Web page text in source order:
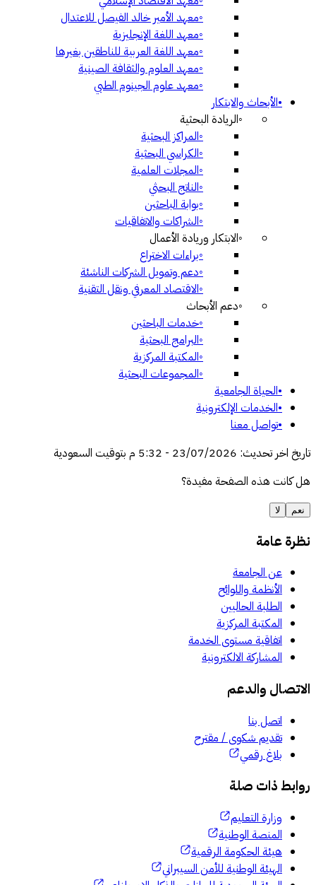
◦معهد الأمير خالد الفيصل للاعتدال
◦معهد اللغة الإنجليزية
◦معهد اللغة العربية للناطقين بغيرها
◦معهد العلوم والثقافة الصينية
◦معهد علوم الجينوم الطبي
•الأبحاث والابتكار
◦الريادة البحثية
◦المراكز البحثية
◦الكراسي البحثية
◦المجلات العلمية
◦الناتج البحثي
◦بوابة الباحثين
◦الشراكات والاتفاقيات
◦الابتكار وريادة الأعمال
◦براءات الاختراع
◦دعم وتمويل الشركات الناشئة
◦الاقتصاد المعرفي ونقل التقنية
◦دعم الأبحاث
◦خدمات الباحثين
◦البرامج البحثية
◦المكتبة المركزية
◦المجموعات البحثية
•الحياة الجامعية
•الخدمات الإلكترونية
•تواصل معنا
تاريخ اخر تحديث:
23/07/2026
- 5:32 م
بتوقيت السعودية
هل كانت هذه الصفحة مفيدة؟
نعم لا
نظرة عامة
عن الجامعة
الأنظمة واللوائح
الطلبة الحاليين
المكتبة المركزية
اتفاقية مستوى الخدمة
المشاركة الالكترونية
الاتصال والدعم
اتصل بنا
تقديم شكوى / مقترح
بلاغ رقمي
روابط ذات صلة
وزارة التعليم
المنصة الوطنية
هيئة الحكومة الرقمية
الهيئة الوطنية للأمن السيبراني